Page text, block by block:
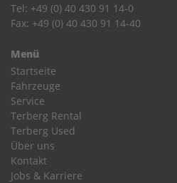
Tel: +49 (0) 40 430 91 14-0
Fax: +49 (0) 40 430 91 14-40
Menü
Startseite
Fahrzeuge
Service
Terberg Rental
Terberg Used
Über uns
Kontakt
Jobs & Karriere